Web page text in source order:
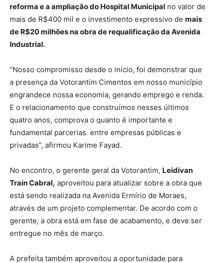
reforma e a ampliação do Hospital Municipal no valor de
mais de R$400 mil e o investimento expressivo de mais
de R$20 milhões na obra de requalificação da Avenida
Industrial.
“Nosso compromisso desde o início, foi demonstrar que
a presença da Votorantim Cimentos em nosso município
engrandece nossa economia, gerando emprego e renda.
E o relacionamento que construímos nesses últimos
quatro anos, comprova o quanto é importante e
fundamental parcerias entre empresas públicas e
privadas”, afirmou Karime Fayad.
No encontro, o gerente geral da Votorantim, Leidivan
Train Cabral, aproveitou para atualizar sobre a obra que
está sendo realizada na Avenida Ermírio de Moraes,
através de um projeto complementar. De acordo com o
gerente, a obra está em fase de acabamento, e deve ser
entregue no mês de março.
A prefeita também aproveitou a oportunidade para